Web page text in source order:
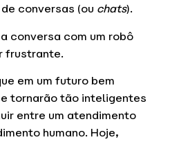
conversas (ou chats).
conversa com um robô
frustrante.
em um futuro bem
tornarão tão inteligentes
entre um atendimento
humano. Hoje,